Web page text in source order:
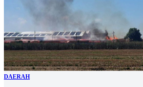
DAERAH